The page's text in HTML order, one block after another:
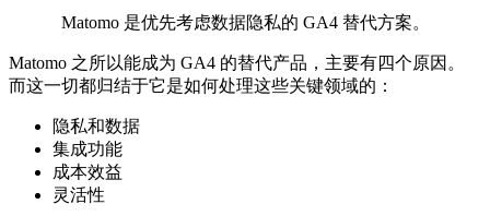
Matomo 是优先考虑数据隐私的 GA4 替代方案。
Matomo 之所以能成为 GA4 的替代产品，主要有四个原因。
而这一切都归结于它是如何处理这些关键领域的：
隐私和数据
集成功能
成本效益
灵活性